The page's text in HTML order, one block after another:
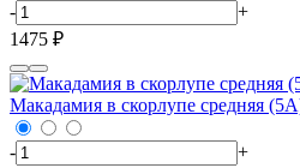
-
+
1475 ₽
Макадамия в скорлупе средняя
-
+